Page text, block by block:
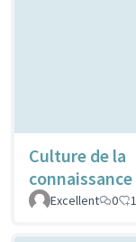
Culture de la
connaissance
Excellent
0 1